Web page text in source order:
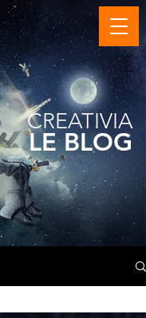
CREATIVIA
LE BLOG